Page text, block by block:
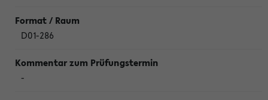
D01-286
-